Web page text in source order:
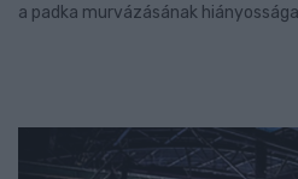
a padka murvázásának